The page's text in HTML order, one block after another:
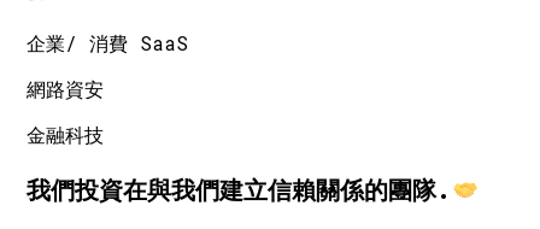
企業/ 消費 SaaS
網路資安
金融科技
我們投資在與我們建立信賴關係的團隊.